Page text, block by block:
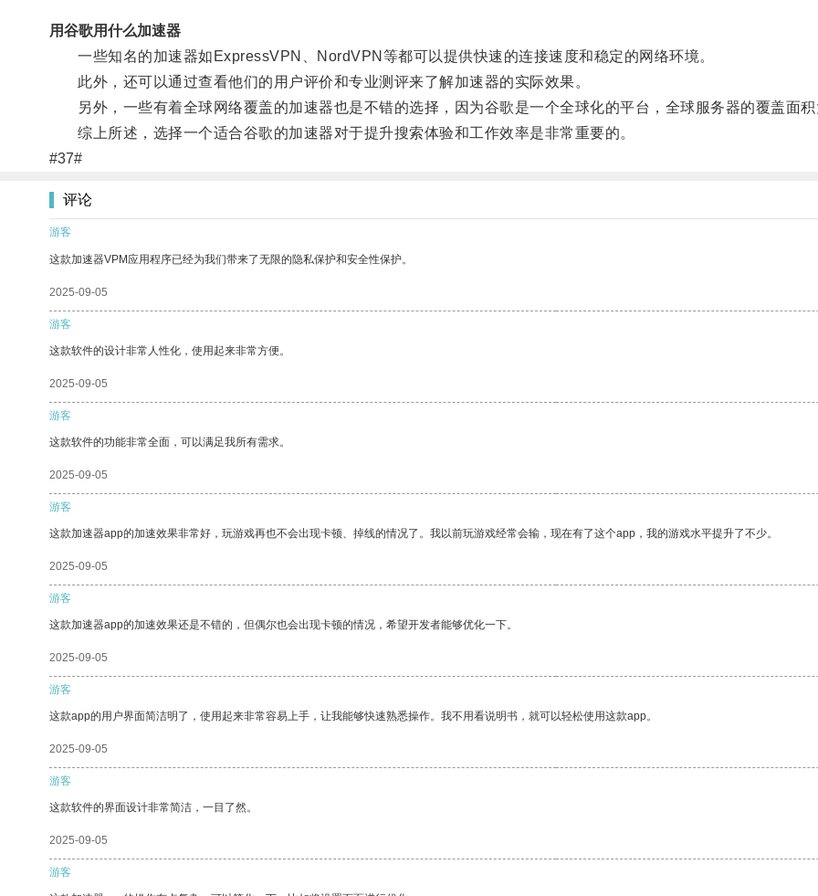
用谷歌用什么加速器
一些知名的加速器如ExpressVPN、NordVPN等都可以提供快速的连接速度和稳定的网络环境。
此外，还可以通过查看他们的用户评价和专业测评来了解加速器的实际效果。
另外，一些有着全球网络覆盖的加速器也是不错的选择，因为谷歌是一个全球化的平台，全球服务器的覆盖面积
综上所述，选择一个适合谷歌的加速器对于提升搜索体验和工作效率是非常重要的。
#37#
评论
游客
这款加速器VPM应用程序已经为我们带来了无限的隐私保护和安全性保护。
2025-09-05
游客
这款软件的设计非常人性化，使用起来非常方便。
2025-09-05
游客
这款软件的功能非常全面，可以满足我所有需求。
2025-09-05
游客
这款加速器app的加速效果非常好，玩游戏再也不会出现卡顿、掉线的情况了。我以前玩游戏经常会输，现在有了这个app，我的游戏水平提升了不少。
2025-09-05
游客
这款加速器app的加速效果还是不错的，但偶尔也会出现卡顿的情况，希望开发者能够优化一下。
2025-09-05
游客
这款app的用户界面简洁明了，使用起来非常容易上手，让我能够快速熟悉操作。我不用看说明书，就可以轻松使用这款app。
2025-09-05
游客
这款软件的界面设计非常简洁，一目了然。
2025-09-05
游客